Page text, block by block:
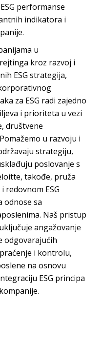
performanse
indikatora i
u
kroz razvoj i
ESG strategija,
za ESG radi zajedno
i prioriteta u vezi
društvene
u razvoju i
strategiju,
poslovanje s
, takođe, pruža
ESG
odnose sa
Naš pristup
angažovanje
odgovarajućih
i kontrolu,
na osnovu
ESG principa
mpanije.